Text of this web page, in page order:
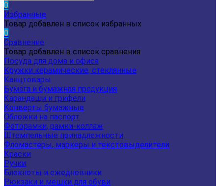
0
Избранные
Товар добавлен в список избранных
0
Сравнение
Товар добавлен в список сравнения
Посуда для дома и офиса
Кружки керамические, стеклянные
Канцтовары
Бумага и бумажная продукция
Карандаши и грифели
Конверты бумажные
Обложки на паспорт
Фоторамки, рамки-коллаж
Штемпельные принадлежности
Фломастеры, маркеры и текстовыделители
Краски
Ручки
Блокноты и ежедневники
Рюкзаки и мешки для обуви